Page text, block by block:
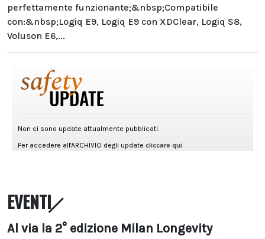
perfettamente funzionante;&nbsp;Compatibile
con:&nbsp;Logiq E9, Logiq E9 con XDClear, Logiq S8,
Voluson E6,...
EVENTI
Al via la 2° edizione Milan Longevity